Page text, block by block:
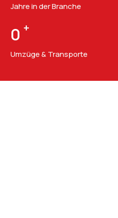
Jahre in der Branche
0 +
Umzüge & Transporte